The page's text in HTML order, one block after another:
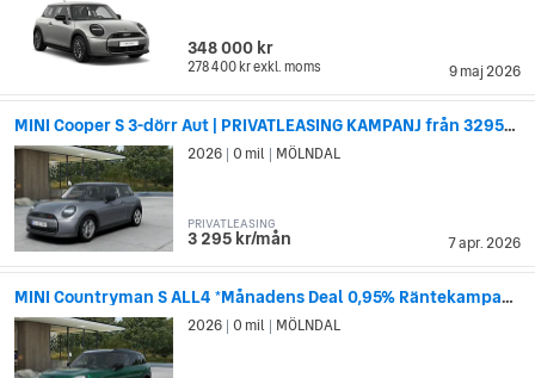
9 maj 2026
348 000 kr
278 400 krexkl. moms
MINI Cooper S 3-dörr Aut | PRIVATLEASING KAMPANJ från 3295kr/mån
7 apr. 2026
2026 0 mil MÖLNDAL
PRIVATLEASING
3 295 kr/mån
MINI Countryman S ALL4 *Månadens Deal 0,95% Räntekampanj*
2026 0 mil MÖLNDAL